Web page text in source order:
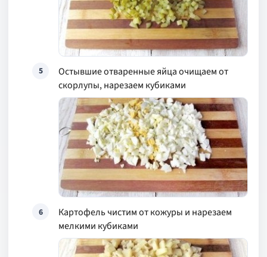
5
Остывшие отваренные яйца очищаем от
скорлупы, нарезаем кубиками
6
Картофель чистим от кожуры и нарезаем
мелкими кубиками